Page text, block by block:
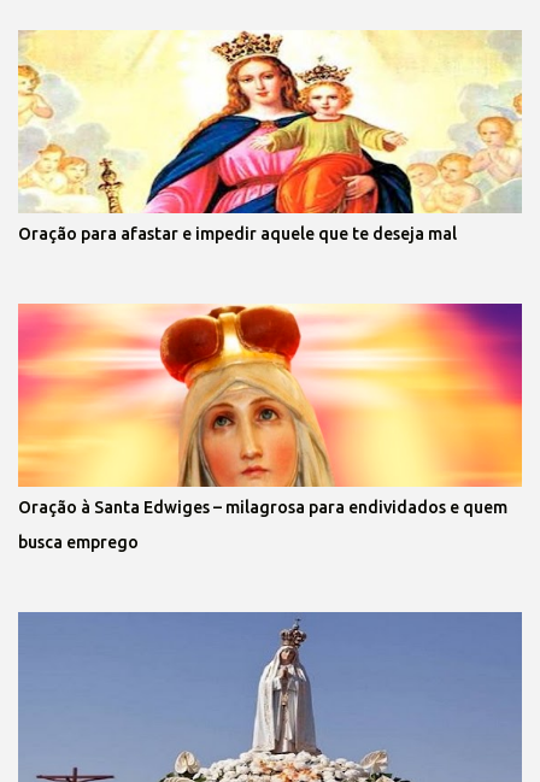
Oração para afastar e impedir aquele que te deseja mal
Oração à Santa Edwiges – milagrosa para endividados e quem
busca emprego